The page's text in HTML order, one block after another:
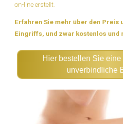
on-line erstellt.
Erfahren Sie mehr über den Preis
Eingriffs, und zwar kostenlos und
Hier bestellen Sie eine
unverbindliche